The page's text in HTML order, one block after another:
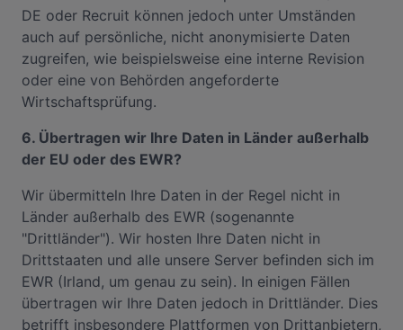
DE oder Recruit können jedoch unter Umständen
auch auf persönliche, nicht anonymisierte Daten
zugreifen, wie beispielsweise eine interne Revision
oder eine von Behörden angeforderte
Wirtschaftsprüfung.
6. Übertragen wir Ihre Daten in Länder außerhalb
der EU oder des EWR?
Wir übermitteln Ihre Daten in der Regel nicht in
Länder außerhalb des EWR (sogenannte
"Drittländer"). Wir hosten Ihre Daten nicht in
Drittstaaten und alle unsere Server befinden sich im
EWR (Irland, um genau zu sein). In einigen Fällen
übertragen wir Ihre Daten jedoch in Drittländer. Dies
betrifft insbesondere Plattformen von Drittanbietern,